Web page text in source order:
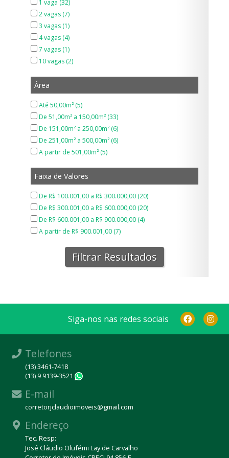
1 vaga (32)
2 vagas (7)
3 vagas (1)
4 vagas (4)
7 vagas (1)
10 vagas (2)
Área
Até 50,00m² (5)
De 51,00m² a 150,00m² (33)
De 151,00m² a 250,00m² (6)
De 251,00m² a 500,00m² (6)
A partir de 501,00m² (5)
Faixa de Valores
De R$ 100.001,00 a R$ 300.000,00 (20)
De R$ 300.001,00 a R$ 600.000,00 (20)
De R$ 600.001,00 a R$ 900.000,00 (4)
A partir de R$ 900.001,00 (7)
Filtrar Resultados
Siga-nos nas redes sociais
Telefones
(13) 3461-7418
(13) 9 9139-3521
E-mail
corretorjclaudioimoveis@gmail.com
Endereço
Tec. Resp:
José Cláudio Olufémi Lay de Carvalho